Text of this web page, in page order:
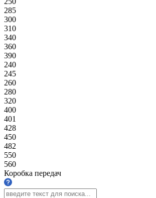
285
300
310
340
360
390
240
245
260
280
320
400
401
428
450
482
550
560
Коробка передач